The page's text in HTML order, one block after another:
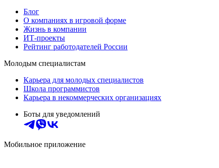
Блог
О компаниях в игровой форме
Жизнь в компании
ИТ-проекты
Рейтинг работодателей России
Молодым специалистам
Карьера для молодых специалистов
Школа программистов
Карьера в некоммерческих организациях
Боты для уведомлений
Мобильное приложение